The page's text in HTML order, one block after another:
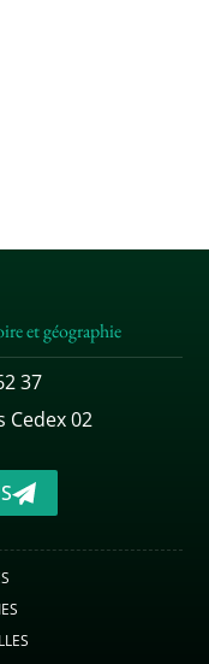
et géographie
37
Cedex 02